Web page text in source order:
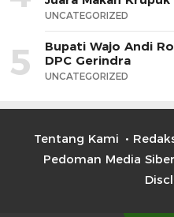
UNCATEGORIZED
5
Bupati Wajo Andi
DPC Gerindra
UNCATEGORIZED
Tentang Kami
Pedoman Media Siber